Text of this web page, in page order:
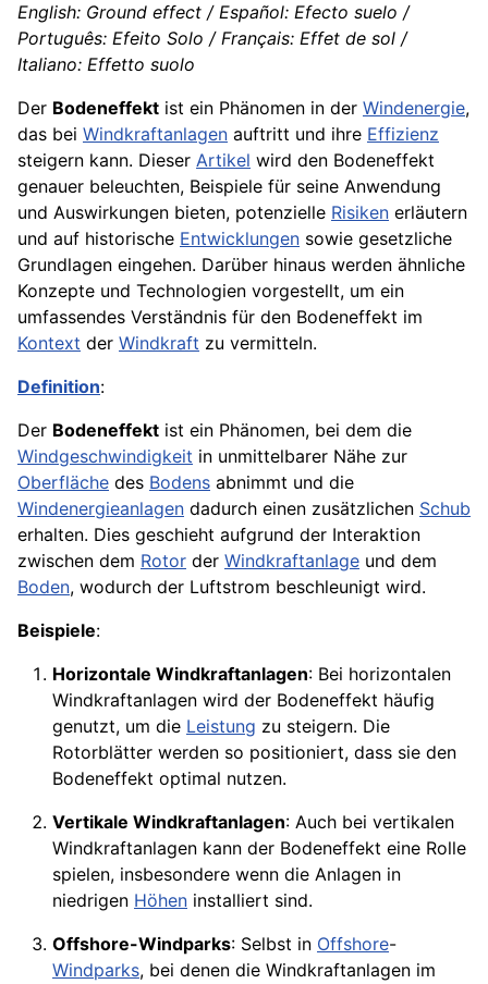
English: Ground effect / Español: Efecto suelo /
Português: Efeito Solo / Français: Effet de sol /
Italiano: Effetto suolo
Der Bodeneffekt ist ein Phänomen in der Windenergie,
das bei Windkraftanlagen auftritt und ihre Effizienz
steigern kann. Dieser Artikel wird den Bodeneffekt
genauer beleuchten, Beispiele für seine Anwendung
und Auswirkungen bieten, potenzielle Risiken erläutern
und auf historische Entwicklungen sowie gesetzliche
Grundlagen eingehen. Darüber hinaus werden ähnliche
Konzepte und Technologien vorgestellt, um ein
umfassendes Verständnis für den Bodeneffekt im
Kontext der Windkraft zu vermitteln.
Definition:
Der Bodeneffekt ist ein Phänomen, bei dem die
Windgeschwindigkeit in unmittelbarer Nähe zur
Oberfläche des Bodens abnimmt und die
Windenergieanlagen dadurch einen zusätzlichen Schub
erhalten. Dies geschieht aufgrund der Interaktion
zwischen dem Rotor der Windkraftanlage und dem
Boden, wodurch der Luftstrom beschleunigt wird.
Beispiele:
Horizontale Windkraftanlagen: Bei horizontalen
Windkraftanlagen wird der Bodeneffekt häufig
genutzt, um die Leistung zu steigern. Die
Rotorblätter werden so positioniert, dass sie den
Bodeneffekt optimal nutzen.
Vertikale Windkraftanlagen: Auch bei vertikalen
Windkraftanlagen kann der Bodeneffekt eine Rolle
spielen, insbesondere wenn die Anlagen in
niedrigen Höhen installiert sind.
Offshore-Windparks: Selbst in Offshore-
Windparks, bei denen die Windkraftanlagen im